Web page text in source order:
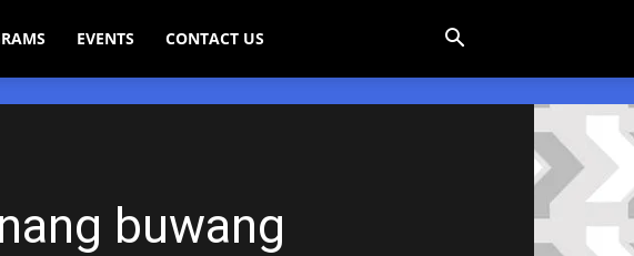
EVENTS CONTACT US
buwang